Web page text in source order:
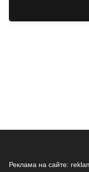
Реклама на сайте: